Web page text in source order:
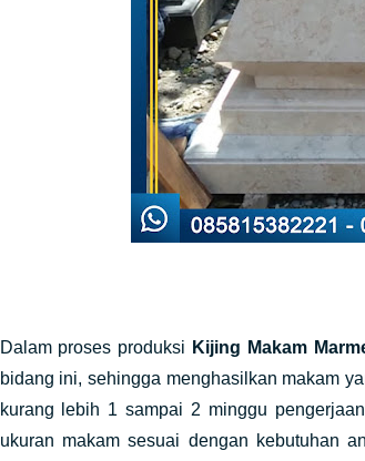
Dalam proses produksi Kijing Makam
bidang ini, sehingga menghasilkan makam
kurang lebih 1 sampai 2 minggu
ukuran makam sesuai dengan kebutuhan